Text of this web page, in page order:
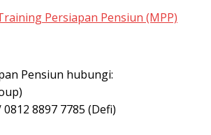
Persiapan Pensiun (MPP)
Pensiun hubungi:
8897 7785 (Defi)